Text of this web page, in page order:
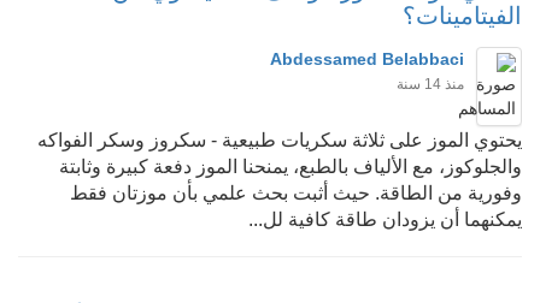
الفيتامينات؟
Abdessamed Belabbaci
منذ 14 سنة
يحتوي الموز على ثلاثة سكريات طبيعية - سكروز وسكر الفواكه
والجلوكوز، مع الألياف بالطبع، يمنحنا الموز دفعة كبيرة وثابتة
وفورية من الطاقة. حيث أثبت بحث علمي بأن موزتان فقط
يمكنهما أن يزودان طاقة كافية لل...